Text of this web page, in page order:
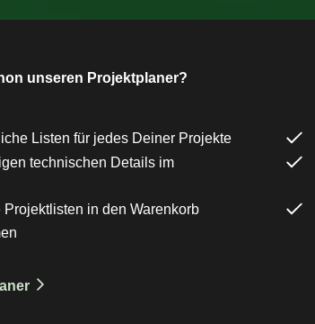
unseren Projektplaner?
Listen für jedes Deiner Projekte
technischen Details im
Projektlisten in den Warenkorb